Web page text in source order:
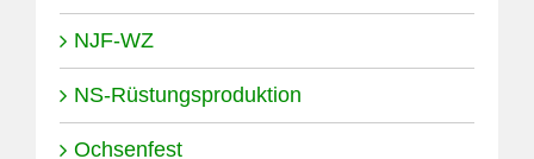
NJF-WZ
NS-Rüstungsproduktion
Ochsenfest